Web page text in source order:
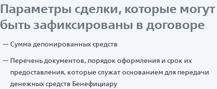
Параметры сделки, которые могут
быть зафиксированы в договоре
Сумма депонированных средств
Перечень документов, порядок оформления и срок их
предоставления, которые служат основанием для передачи
денежных средств Бенефициару